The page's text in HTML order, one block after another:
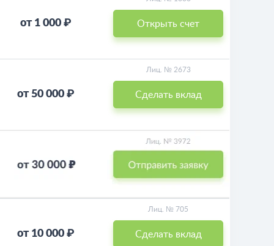
от 1 000 ₽ Открыть счет
от 50 000 ₽
Лиц. № 2673
Сделать вклад
от 10 000 ₽
Лиц. № 705
Сделать вклад